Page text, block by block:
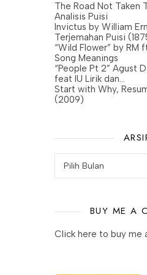
The Road Not Taken
Analisis Puisi
Invictus by William
Terjemahan Puisi
“Wild Flower” by RM
Song Meanings
“People Pt 2” Agust
feat IU Lirik dan…
Start with Why,
(2009)
BUY ME A
Click here to buy me